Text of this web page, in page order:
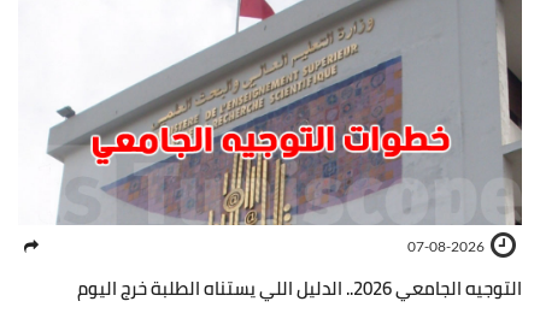
07-08-2026
التوجيه الجامعي 2026.. الدليل اللي يستناه الطلبة خرج اليوم